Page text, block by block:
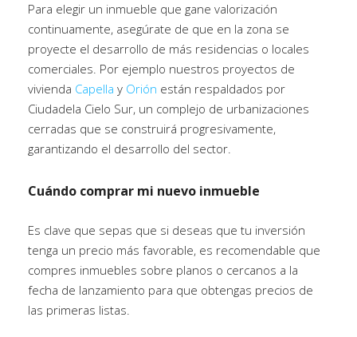
Para elegir un inmueble que gane valorización
continuamente, asegúrate de que en la zona se
proyecte el desarrollo de más residencias o locales
comerciales. Por ejemplo nuestros proyectos de
vivienda Capella y Orión están respaldados por
Ciudadela Cielo Sur, un complejo de urbanizaciones
cerradas que se construirá progresivamente,
garantizando el desarrollo del sector.
Cuándo comprar mi nuevo inmueble
Es clave que sepas que si deseas que tu inversión
tenga un precio más favorable, es recomendable que
compres inmuebles sobre planos o cercanos a la
fecha de lanzamiento para que obtengas precios de
las primeras listas.